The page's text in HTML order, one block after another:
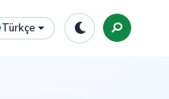
Türkçe